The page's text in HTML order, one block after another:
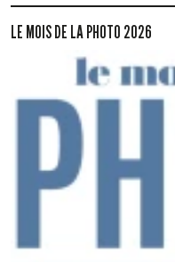
LE MOIS DE LA PHOTO 2026